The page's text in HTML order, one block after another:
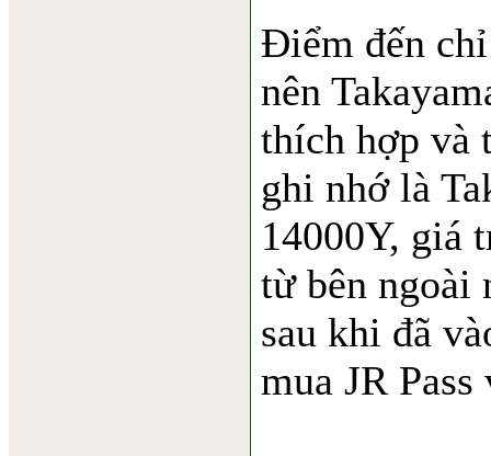
Điểm đến
nên
thích hợp và
ghi nhớ là
14000Y, giá
từ bên ngoài
sau khi đã
mua JR Pass